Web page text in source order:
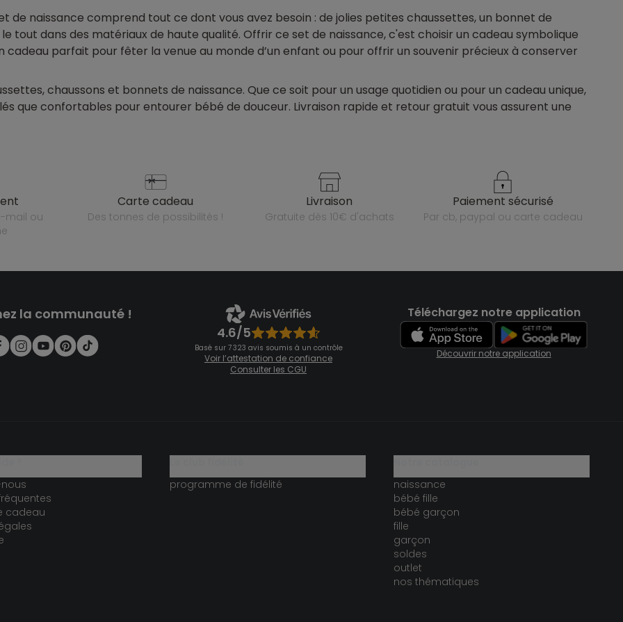
de naissance comprend tout ce dont vous avez besoin : de jolies petites chaussettes, un bonnet de
tout dans des matériaux de haute qualité. Offrir ce set de naissance, c'est choisir un cadeau symbolique
cadeau parfait pour fêter la venue au monde d’un enfant ou pour offrir un souvenir précieux à conserver
chaussons et bonnets de naissance. Que ce soit pour un usage quotidien ou pour un cadeau unique,
que confortables pour entourer bébé de douceur. Livraison rapide et retour gratuit vous assurent une
carte cadeau
des tonnes de possibilités !
livraison
gratuite dès 10€ d'achats
paiement sécurisé
par cb, paypal ou carte cadeau
la communauté !
4.6/5
Basé sur 7 323 avis soumis à un contrôle
Voir l’attestation de confiance
Consulter les CGU
Téléchargez notre application
Découvrir notre application
cadeau
programme de fidélité
naissance
bébé fille
bébé garçon
fille
garçon
soldes
outlet
nos thématiques